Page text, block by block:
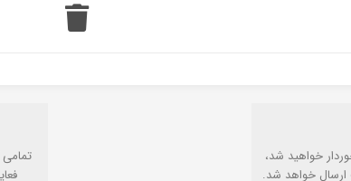
خواهید شد،
ارسال خواهد شد.
تمامی